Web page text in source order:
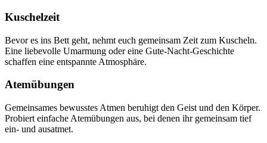
Kuschelzeit
Bevor es ins Bett geht, nehmt euch gemeinsam Zeit zum Kuscheln.
Eine liebevolle Umarmung oder eine Gute-Nacht-Geschichte
schaffen eine entspannte Atmosphäre.
Atemübungen
Gemeinsames bewusstes Atmen beruhigt den Geist und den Körper.
Probiert einfache Atemübungen aus, bei denen ihr gemeinsam tief
ein- und ausatmet.